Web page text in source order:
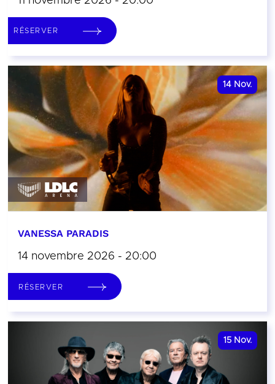
RÉSERVER
14 Nov.
VANESSA PARADIS
14 novembre 2026 - 20:00
RÉSERVER
15 Nov.